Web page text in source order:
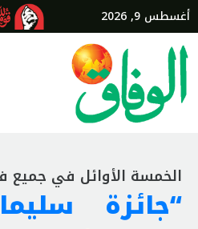
أغسطس 9, 2026
الخمسة الأوائل في جميع
“جائزة